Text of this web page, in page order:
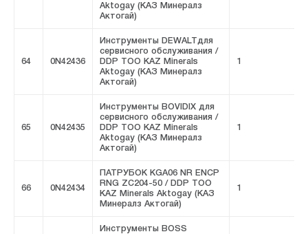
Aktogay (КАЗ Минералз
Актогай)
64 0N42436
Инструменты DEWALTдля
сервисного обслуживания /
DDP ТОО KAZ Minerals
Aktogay (КАЗ Минералз
Актогай)
1
65 0N42435
Инструменты BOVIDIX для
сервисного обслуживания /
DDP ТОО KAZ Minerals
Aktogay (КАЗ Минералз
Актогай)
1
66 0N42434
ПАТРУБОК KGA06 NR ENCP
RNG ZC204-50 / DDP ТОО
KAZ Minerals Aktogay (КАЗ
Минералз Актогай)
1
Инструменты BOSS